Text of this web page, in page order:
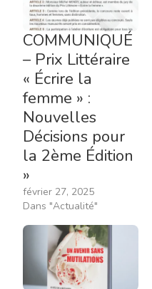
COMMUNIQUÉ
– Prix Littéraire
« Écrire la
femme » :
Nouvelles
Décisions pour
la 2ème Édition
»
février 27, 2025
Dans "Actualité"